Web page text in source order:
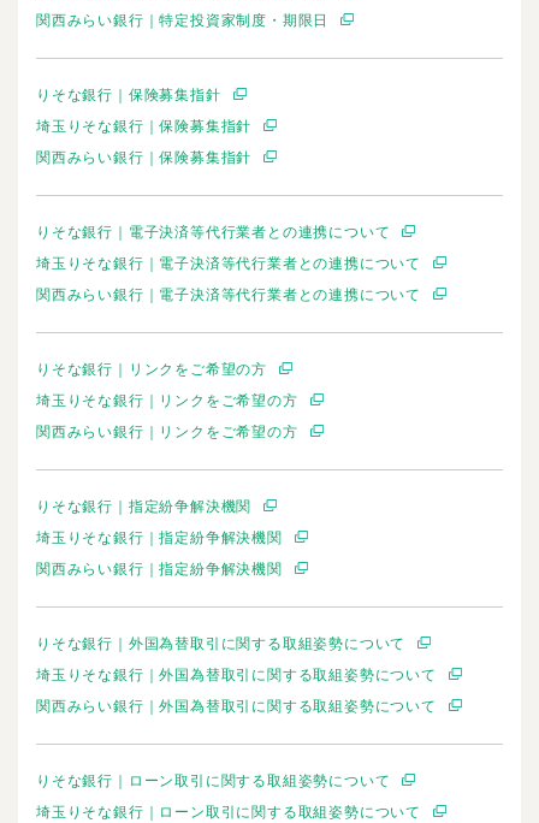
関西みらい銀行｜特定投資家制度・期限日
りそな銀行｜保険募集指針
埼玉りそな銀行｜保険募集指針
関西みらい銀行｜保険募集指針
りそな銀行｜電子決済等代行業者との連携について
埼玉りそな銀行｜電子決済等代行業者との連携について
関西みらい銀行｜電子決済等代行業者との連携について
りそな銀行｜リンクをご希望の方
埼玉りそな銀行｜リンクをご希望の方
関西みらい銀行｜リンクをご希望の方
りそな銀行｜指定紛争解決機関
埼玉りそな銀行｜指定紛争解決機関
関西みらい銀行｜指定紛争解決機関
りそな銀行｜外国為替取引に関する取組姿勢について
埼玉りそな銀行｜外国為替取引に関する取組姿勢について
関西みらい銀行｜外国為替取引に関する取組姿勢について
りそな銀行｜ローン取引に関する取組姿勢について
埼玉りそな銀行｜ローン取引に関する取組姿勢について